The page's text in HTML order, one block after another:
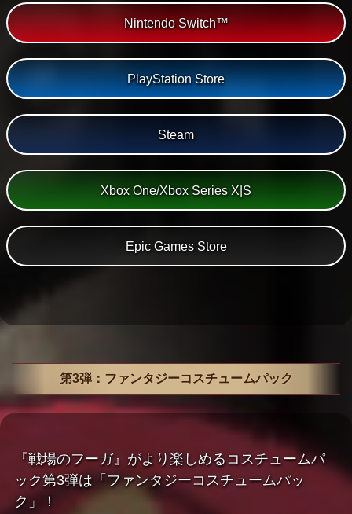
Nintendo Switch™
PlayStation Store
Steam
Xbox One/Xbox Series X|S
Epic Games Store
第3弾：ファンタジーコスチュームパック
『戦場のフーガ』がより楽しめるコスチュームパ
ック第3弾は「ファンタジーコスチュームパッ
ク」！